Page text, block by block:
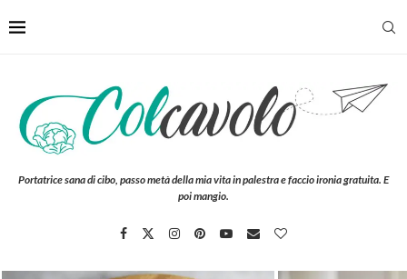
Portatrice sana di cibo, passo metà della mia vita in palestra e faccio ironia gratuita. E
poi mangio.